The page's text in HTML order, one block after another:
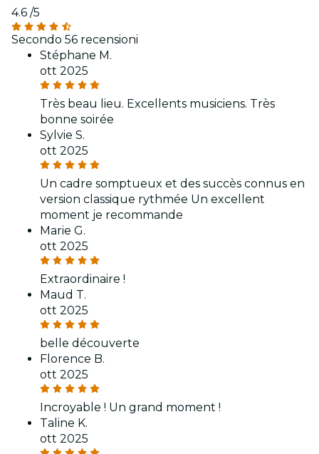
4.6 /5
Secondo 56 recensioni
Stéphane M.
ott 2025
Très beau lieu. Excellents musiciens. Très
bonne soirée
Sylvie S.
ott 2025
Un cadre somptueux et des succès connus en
version classique rythmée Un excellent
moment je recommande
Marie G.
ott 2025
Extraordinaire !
Maud T.
ott 2025
belle découverte
Florence B.
ott 2025
Incroyable ! Un grand moment !
Taline K.
ott 2025